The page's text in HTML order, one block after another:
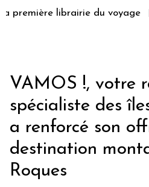
librairie du voyage
VAMOS !, votre
spécialiste des
a renforcé son
destination
Roques